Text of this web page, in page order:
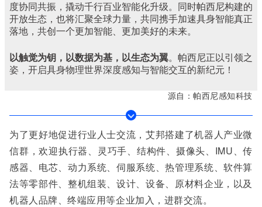
度协同共振，撬动千行百业智能化升级。同时帕西尼构建的
开放生态，也将汇聚全球力量，共同携手加速具身智能真正
落地，共创一个更加智能、更加美好的未来。
以触觉为钥，以数据为基，以生态为翼。帕西尼正以引领之
姿，开启具身物理世界深度感知与智能交互的新纪元！
源自：帕西尼感知科技
为了更好地促进行业人士交流，艾邦搭建了机器人产业微
信群，欢迎执行器、灵巧手、结构件、摄像头、IMU、传
感器、电芯、动力系统、伺服系统、热管理系统、软件算
法等零部件、整机组装、设计、设备、原材料企业，以及
机器人品牌、终端应用等企业加入，进群交流。